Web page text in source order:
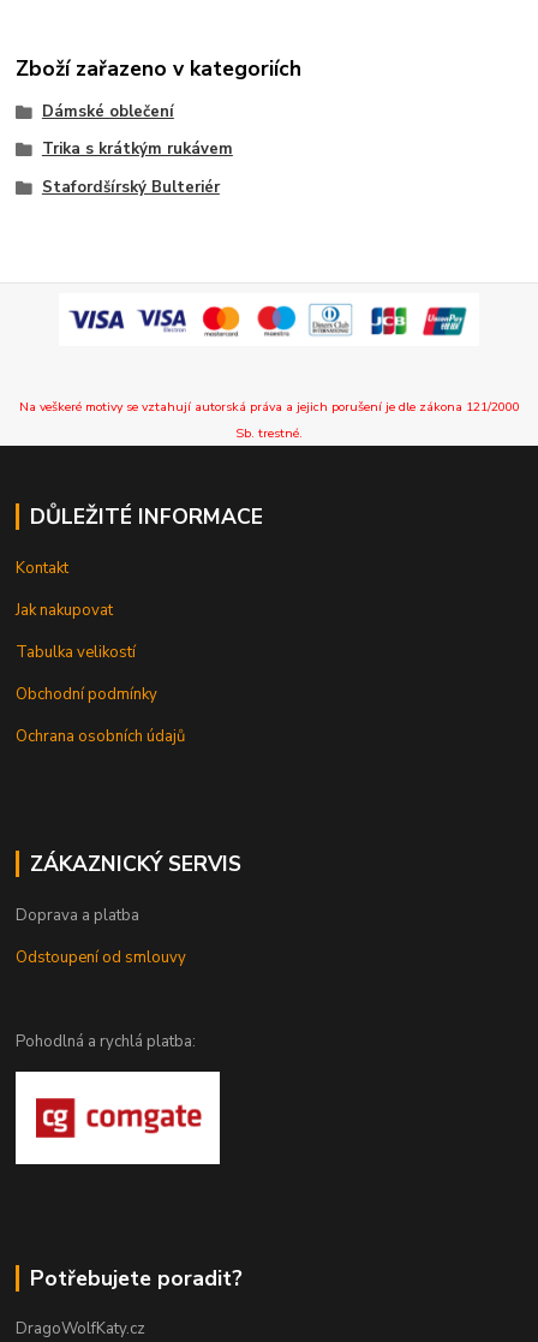
Zboží zařazeno v kategoriích
Dámské oblečení
Trika s krátkým rukávem
Stafordšírský Bulteriér
Na veškeré motivy se vztahují autorská práva a jejich porušení je dle zákona 121/2000
Sb. trestné.
DŮLEŽITÉ INFORMACE
Kontakt
Jak nakupovat
Tabulka velikostí
Obchodní podmínky
Ochrana osobních údajů
ZÁKAZNICKÝ SERVIS
Doprava a platba
Odstoupení od smlouvy
Pohodlná a rychlá platba:
Potřebujete poradit?
DragoWolfKaty.cz